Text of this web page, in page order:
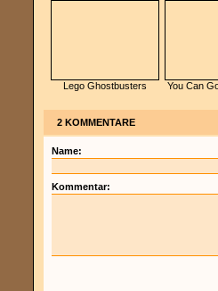
Lego Ghostbusters You Can
2 KOMMENTARE
Name:
Kommentar: